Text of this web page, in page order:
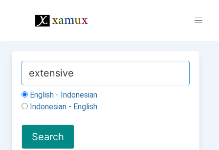
English - Indonesian
Indonesian - English